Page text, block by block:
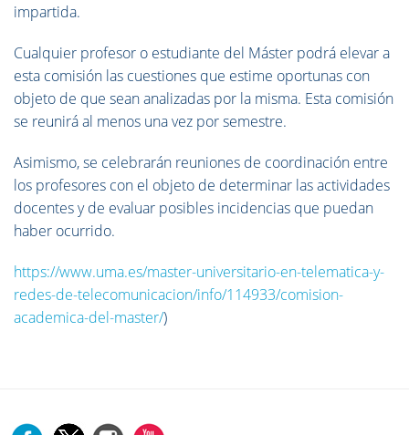
impartida.
Cualquier profesor o estudiante del Máster podrá elevar a
esta comisión las cuestiones que estime oportunas con
objeto de que sean analizadas por la misma. Esta comisión
se reunirá al menos una vez por semestre.
Asimismo, se celebrarán reuniones de coordinación entre
los profesores con el objeto de determinar las actividades
docentes y de evaluar posibles incidencias que puedan
haber ocurrido.
https://www.uma.es/master-universitario-en-telematica-y-
redes-de-telecomunicacion/info/114933/comision-
academica-del-master/)